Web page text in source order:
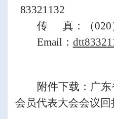
83321132
传
真：（020
Email：
附件下载： 广
会员代表大会会议回